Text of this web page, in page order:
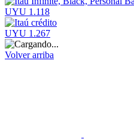
UYU 1.118
UYU 1.267
Volver arriba